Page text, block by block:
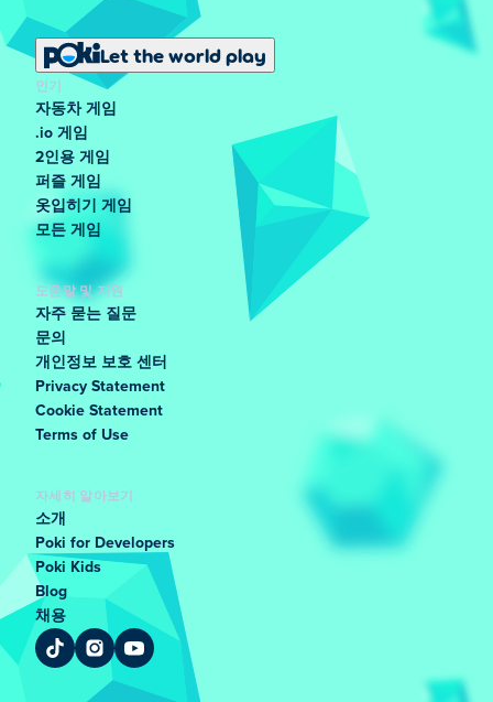
Let the world play
인기
자동차 게임
.io 게임
2인용 게임
퍼즐 게임
옷입히기 게임
모든 게임
도움말 및 지원
자주 묻는 질문
문의
개인정보 보호 센터
Privacy Statement
Cookie Statement
Terms of Use
자세히 알아보기
소개
Poki for Developers
Poki Kids
Blog
채용